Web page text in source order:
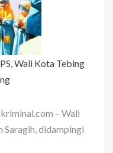
Wali Kota Tebing
– Wali
Saragih, didampingi